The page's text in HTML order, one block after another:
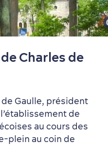
Charles de
Gaulle, président
de
au cours des
plein au coin de